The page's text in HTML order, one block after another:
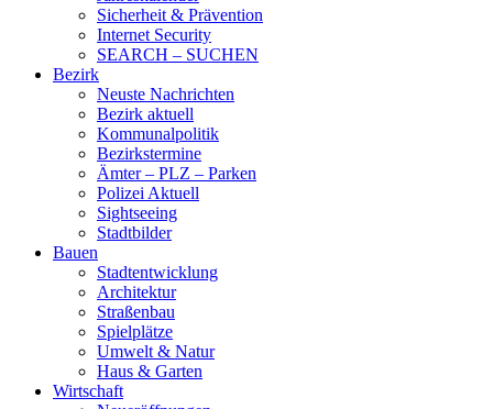
Sicherheit & Prävention
Internet Security
SEARCH – SUCHEN
Bezirk
Neuste Nachrichten
Bezirk aktuell
Kommunalpolitik
Bezirkstermine
Ämter – PLZ – Parken
Polizei Aktuell
Sightseeing
Stadtbilder
Bauen
Stadtentwicklung
Architektur
Straßenbau
Spielplätze
Umwelt & Natur
Haus & Garten
Wirtschaft